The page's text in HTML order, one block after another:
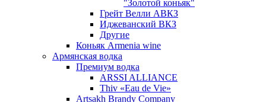
"Золотой коньяк"
Грейт Велли АВКЗ
Иджеванский ВКЗ
Другие
Коньяк Armenia wine
Армянская водка
Премиум водка
ARSSI ALLIANCE
Thiv «Eau de Vie»
Artsakh Brandy Company